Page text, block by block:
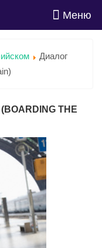
Меню
Диалог
THE